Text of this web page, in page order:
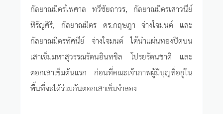
กัลยาณมิตรไพศาล ทวีชัยถาวร, กัลยาณมิตรเสาวนีย์
หิรัญศิริ, กัลยาณมิตร ดร.กฤษฎา จ่างใจมนต์ และ
กัลยาณมิตรทัศนีย์ จ่างใจมนต์ ได้นำแผ่นทองปิดบน
เสาเข็มมหาสุวรรณรัตนอินทขิล โปรยรัตนชาติ และ
ตอกเสาเข็มต้นแรก ก่อนที่คณะเจ้าภาพผู้มีบุญที่อยู่ใน
พื้นที่จะได้ร่วมกันตอกเสาเข็มจำลอง